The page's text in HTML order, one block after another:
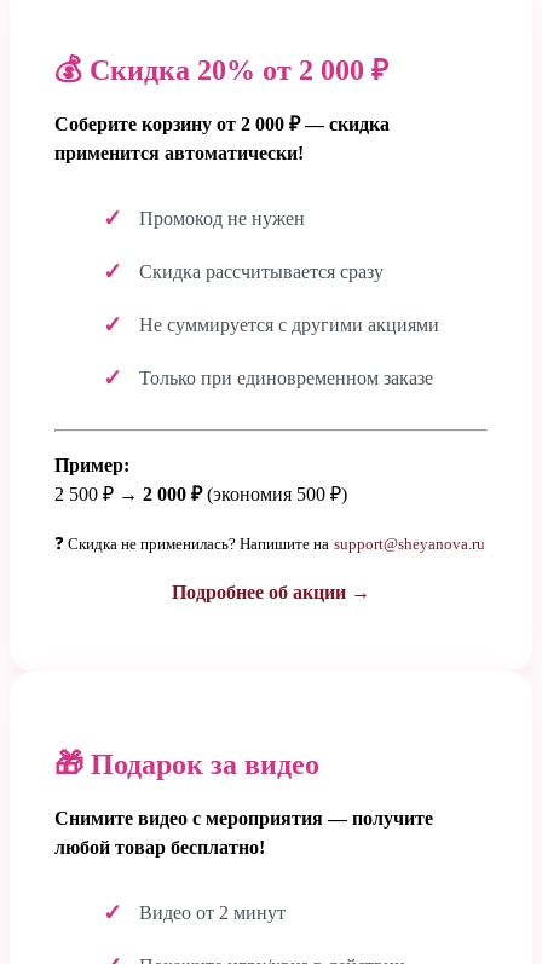
💰 Скидка 20% от 2 000 ₽
Соберите корзину от 2 000 ₽ — скидка
применится автоматически!
Промокод не нужен
Скидка рассчитывается сразу
Не суммируется с другими акциями
Только при единовременном заказе
Пример:
2 500 ₽ → 2 000 ₽(экономия 500 ₽)
❓ Скидка не применилась? Напишите на support@sheyanova.ru
Подробнее об акции →
🎁 Подарок за видео
Снимите видео с мероприятия — получите
любой товар бесплатно!
Видео от 2 минут